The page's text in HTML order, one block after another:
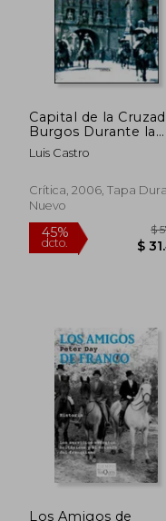
45%
dcto. $
45%
Capital de la
Burgos Durante la
Guerra Civil
Luis Castro
Crítica, 2006, Tapa Dura,
Nuevo
Los Amigos de